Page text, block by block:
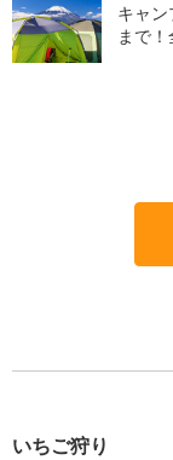
キャ
まで
いちご狩り